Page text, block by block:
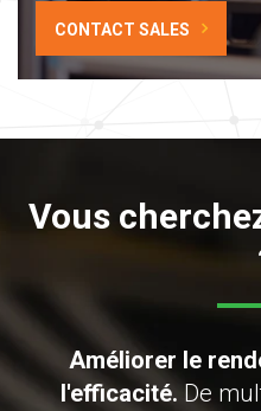
CONTACT SALES
Vous
Améliorer le
l'efficacité. De